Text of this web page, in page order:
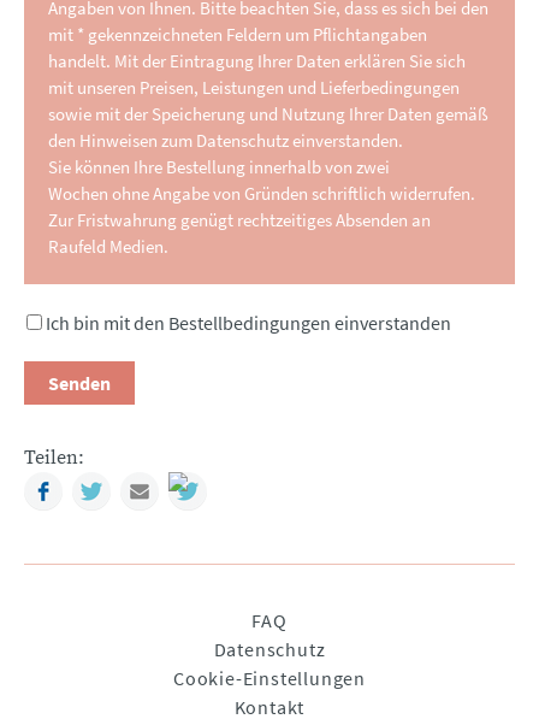
Angaben von Ihnen. Bitte beachten Sie, dass es sich bei den
mit * gekennzeichneten Feldern um Pflichtangaben
handelt. Mit der Eintragung Ihrer Daten erklären Sie sich
mit unseren Preisen, Leistungen und Lieferbedingungen
sowie mit der Speicherung und Nutzung Ihrer Daten gemäß
den Hinweisen zum Datenschutz einverstanden.
Sie können Ihre Bestellung innerhalb von zwei
Wochen ohne Angabe von Gründen schriftlich widerrufen.
Zur Fristwahrung genügt rechtzeitiges Absenden an
Raufeld Medien.
Ich bin mit den Bestellbedingungen einverstanden
Senden
Teilen:
FacebookTwitterMail
FAQ
Datenschutz
Cookie-Einstellungen
Kontakt